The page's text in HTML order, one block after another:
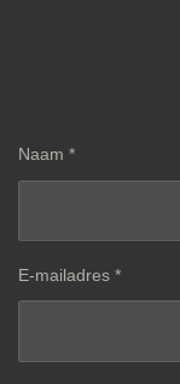
Naam *
E-mailadres *